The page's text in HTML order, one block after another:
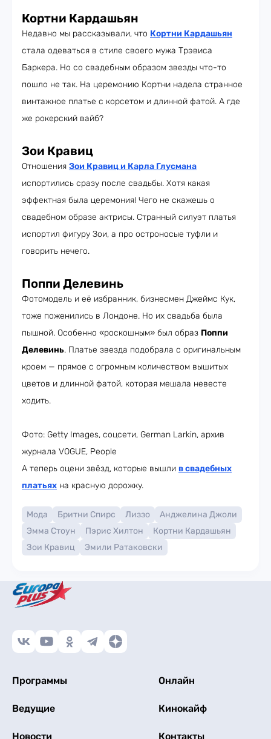
Кортни Кардашьян
Недавно мы рассказывали, что Кортни Кардашьян
стала одеваться в стиле своего мужа Трэвиса
Баркера. Но со свадебным образом звезды что-то
пошло не так. На церемонию Кортни надела странное
винтажное платье с корсетом и длинной фатой. А где
же рокерский вайб?
Зои Кравиц
Отношения Зои Кравиц и Карла Глусмана
испортились сразу после свадьбы. Хотя какая
эффектная была церемония! Чего не скажешь о
свадебном образе актрисы. Странный силуэт платья
испортил фигуру Зои, а про остроносые туфли и
говорить нечего.
Поппи Делевинь
Фотомодель и её избранник, бизнесмен Джеймс Кук,
тоже поженились в Лондоне. Но их свадьба была
пышной. Особенно «роскошным» был образ Поппи
Делевинь. Платье звезда подобрала с оригинальным
кроем — прямое с огромным количеством вышитых
цветов и длинной фатой, которая мешала невесте
ходить.
Фото: Getty Images, соцсети, German Larkin, архив
журнала VOGUE, People
А теперь оцени звёзд, которые вышли в свадебных
платьях на красную дорожку.
Мода Бритни Спирс Лиззо
Анджелина Джоли
Эмма Стоун
Пэрис Хилтон
Кортни Кардашьян
Зои Кравиц
Эмили Ратаковски
Программы Онлайн
Ведущие Кинокайф
Новости Контакты